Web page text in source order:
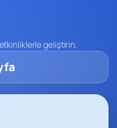
geliştirin.